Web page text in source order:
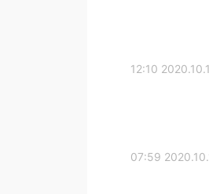
2020.10.17
2020.10.17